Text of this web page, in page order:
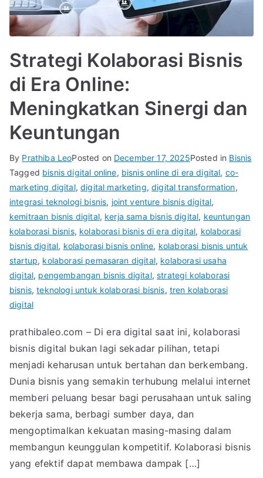
Strategi Kolaborasi Bisnis
di Era Online:
Meningkatkan Sinergi dan
Keuntungan
By Prathiba LeoPosted on December 17, 2025Posted in Bisnis
Tagged bisnis digital online, bisnis online di era digital, co-
marketing digital,digital marketing,digital transformation,
integrasi teknologi bisnis, joint venture bisnis digital,
kemitraan bisnis digital, kerja sama bisnis digital, keuntungan
kolaborasi bisnis, kolaborasi bisnis di era digital, kolaborasi
bisnis digital, kolaborasi bisnis online, kolaborasi bisnis untuk
startup, kolaborasi pemasaran digital, kolaborasi usaha
digital, pengembangan bisnis digital,strategi kolaborasi
bisnis,teknologi untuk kolaborasi bisnis, tren kolaborasi
digital
prathibaleo.com – Di era digital saat ini, kolaborasi
bisnis digital bukan lagi sekadar pilihan, tetapi
menjadi keharusan untuk bertahan dan berkembang.
Dunia bisnis yang semakin terhubung melalui internet
memberi peluang besar bagi perusahaan untuk saling
bekerja sama, berbagi sumber daya, dan
mengoptimalkan kekuatan masing-masing dalam
membangun keunggulan kompetitif. Kolaborasi bisnis
yang efektif dapat membawa dampak […]